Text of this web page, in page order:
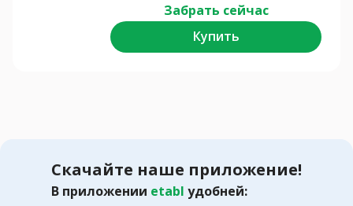
Забрать сейчас
Купить
Скачайте наше приложение!
В приложении etabl удобней: